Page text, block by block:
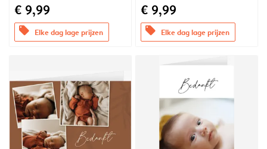
€ 9,99
offers Elke dag lage prijzen
€ 9,99
offers Elke dag lage prijzen